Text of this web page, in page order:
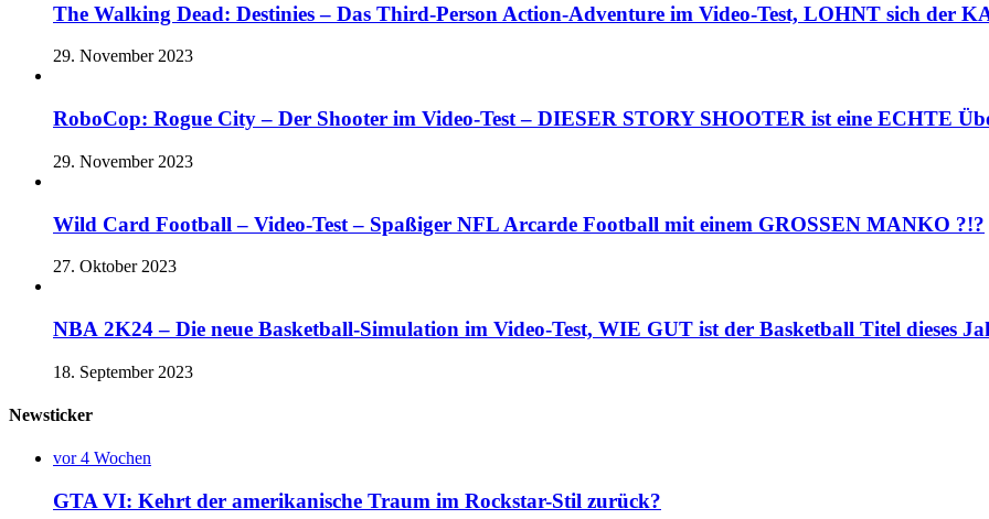
The Walking Dead: Destinies – Das Third-Person Action-Adventure im Video-Test, LOHNT sich der
29. November 2023
RoboCop: Rogue City – Der Shooter im Video-Test – DIESER STORY SHOOTER ist eine ECHTE
29. November 2023
Wild Card Football – Video-Test – Spaßiger NFL Arcarde Football mit einem GROSSEN MANKO ?!?
27. Oktober 2023
NBA 2K24 – Die neue Basketball-Simulation im Video-Test, WIE GUT ist der Basketball Titel dieses
18. September 2023
Newsticker
vor 4 Wochen
GTA VI: Kehrt der amerikanische Traum im Rockstar-Stil zurück?